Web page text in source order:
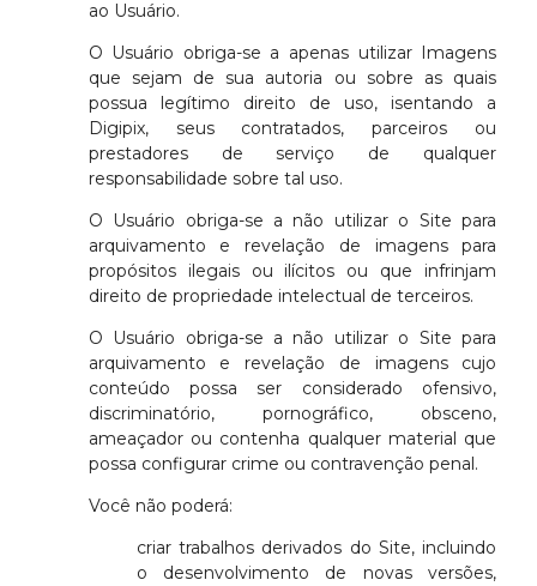
ao Usuário.
O Usuário obriga-se a apenas utilizar Imagens
que sejam de sua autoria ou sobre as quais
possua legítimo direito de uso, isentando a
Digipix, seus contratados, parceiros ou
prestadores de serviço de qualquer
responsabilidade sobre tal uso.
O Usuário obriga-se a não utilizar o Site para
arquivamento e revelação de imagens para
propósitos ilegais ou ilícitos ou que infrinjam
direito de propriedade intelectual de terceiros.
O Usuário obriga-se a não utilizar o Site para
arquivamento e revelação de imagens cujo
conteúdo possa ser considerado ofensivo,
discriminatório, pornográfico, obsceno,
ameaçador ou contenha qualquer material que
possa configurar crime ou contravenção penal.
Você não poderá:
criar trabalhos derivados do Site, incluindo
o desenvolvimento de novas versões,